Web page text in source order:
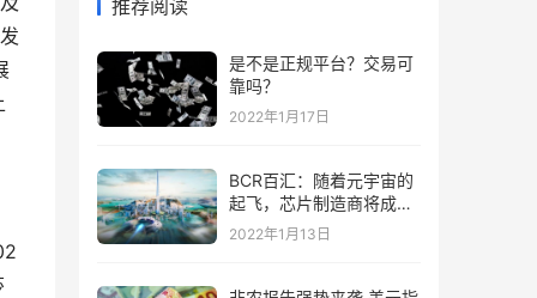
推荐阅读
是不是正规平台？交易可
靠吗？
2022年1月17日
BCR百汇：随着元宇宙的
起飞，芯片制造商将成为
“赢家”
2022年1月13日